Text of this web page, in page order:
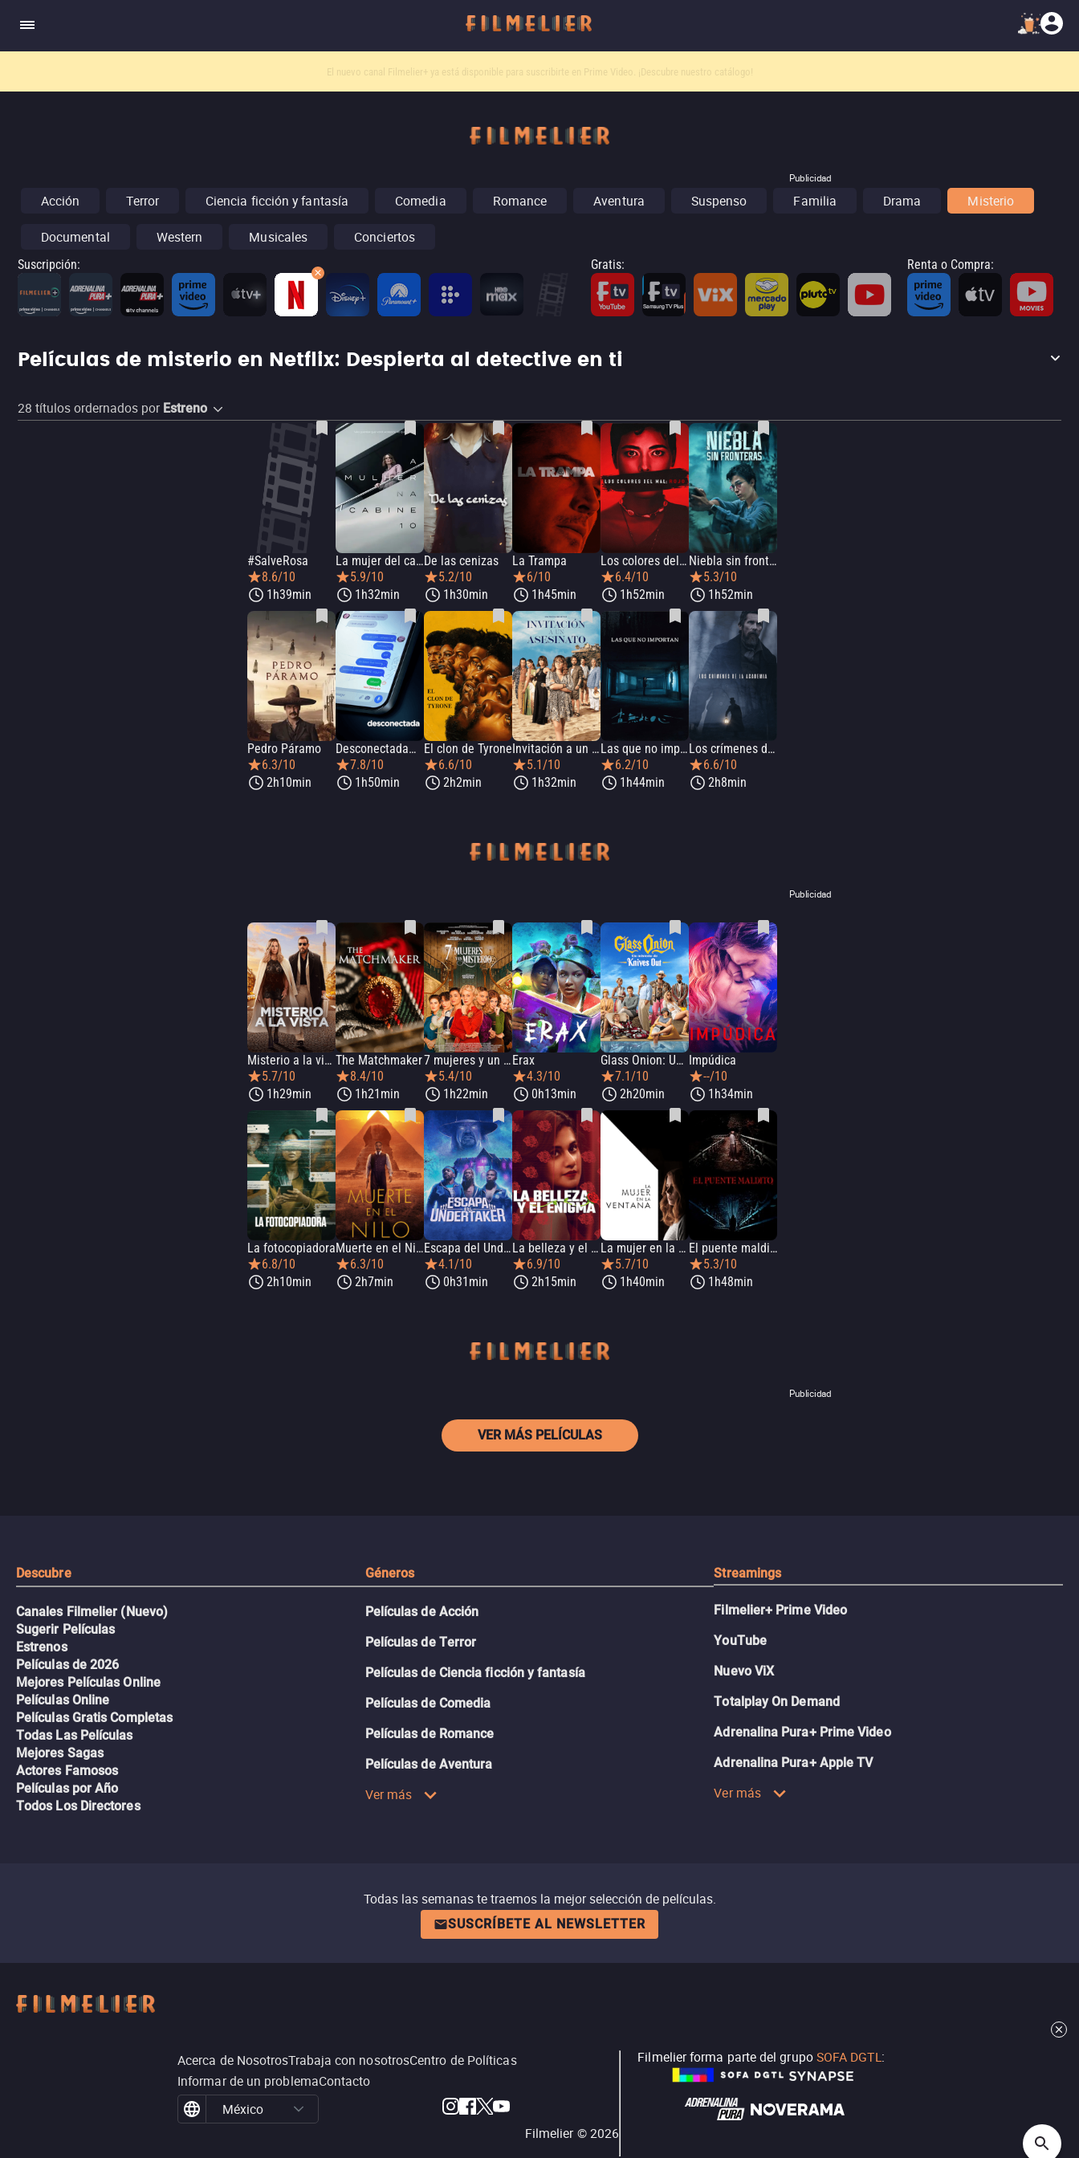
El nuevo canal Filmelier+ ya está disponible para suscribirte en Prime Video. ¡Descubre nuestro catálogo!
Publicidad
Acción Terror Ciencia ficción y fantasía Comedia Romance Aventura Suspenso Familia Drama Misterio
Documental Western Musicales Conciertos
Suscripción: Gratis: Renta o Compra:
Películas de misterio en Netflix: Despierta al detective en ti
28 títulos ordernados por Estreno
#SalveRosa
8.6/10
1h39min
La mujer del camarote 10
5.9/10
1h32min
De las cenizas
5.2/10
1h30min
La Trampa
6/10
1h45min
Los colores del mal: rojo
6.4/10
1h52min
Niebla sin fronteras
5.3/10
1h52min
Pedro Páramo
6.3/10
2h10min
Desconectada…
7.8/10
1h50min
El clon de Tyrone
6.6/10
2h2min
Invitación a un asesinato
5.1/10
1h32min
Las que no importan
6.2/10
1h44min
Los crímenes de la academia
6.6/10
2h8min
Publicidad
Misterio a la vista
5.7/10
1h29min
The Matchmaker
8.4/10
1h21min
7 mujeres y un misterio
5.4/10
1h22min
Erax
4.3/10
0h13min
Glass Onion: Un misterio de Knives Out
7.1/10
2h20min
Impúdica
--/10
1h34min
La fotocopiadora
6.8/10
2h10min
Muerte en el Nilo
6.3/10
2h7min
Escapa del Undertaker
4.1/10
0h31min
La belleza y el enigma
6.9/10
2h15min
La mujer en la ventana
5.7/10
1h40min
El puente maldito
5.3/10
1h48min
Publicidad
VER MÁS PELÍCULAS
Descubre
Canales Filmelier (Nuevo)
Sugerir Películas
Estrenos
Películas de 2026
Mejores Películas Online
Películas Online
Películas Gratis Completas
Todas Las Películas
Mejores Sagas
Actores Famosos
Películas por Año
Todos Los Directores
Géneros
Películas de Acción
Películas de Terror
Películas de Ciencia ficción y fantasía
Películas de Comedia
Películas de Romance
Películas de Aventura
Ver más
Streamings
Filmelier+ Prime Video
YouTube
Nuevo ViX
Totalplay On Demand
Adrenalina Pura+ Prime Video
Adrenalina Pura+ Apple TV
Ver más
Todas las semanas te traemos la mejor selección de películas.
SUSCRÍBETE AL NEWSLETTER
Acerca de NosotrosTrabaja con nosotrosCentro de Políticas
Informar de un problemaContacto
México
Filmelier ©2026
Filmelier forma parte del grupoSOFA DGTL: